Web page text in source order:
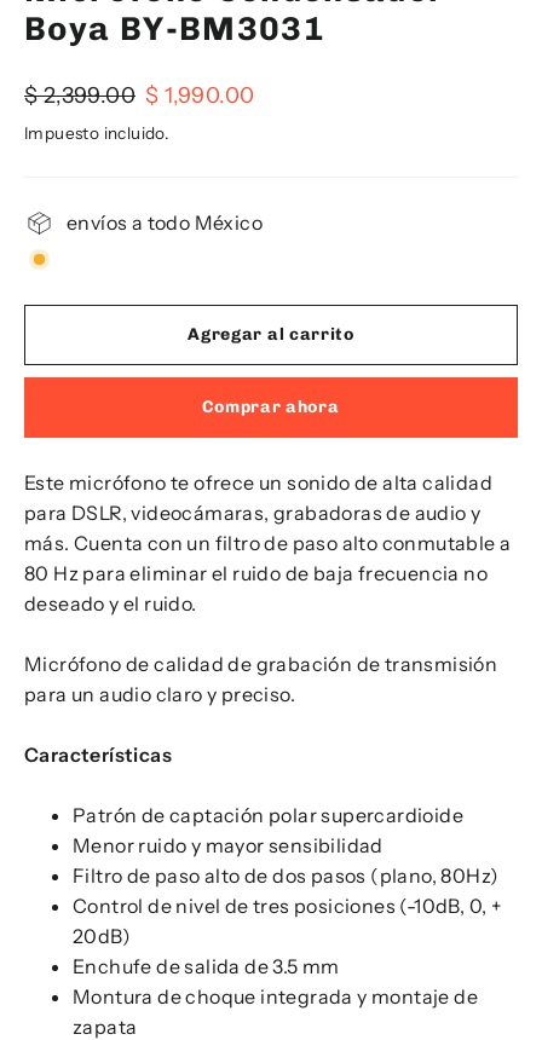
Boya BY-BM3031
Precio
habitual
$ 2,399.00 Precio
de
$ 1,990.00
Impuesto incluido.
envíos a todo México
Agregar al carrito
Comprar ahora
Este micrófono te ofrece un sonido de alta calidad
para DSLR, videocámaras, grabadoras de audio y
más. Cuenta con un filtro de paso alto conmutable a
80 Hz para eliminar el ruido de baja frecuencia no
deseado y el ruido.
Micrófono de calidad de grabación de transmisión
para un audio claro y preciso.
Características
Patrón de captación polar supercardioide
Menor ruido y mayor sensibilidad
Filtro de paso alto de dos pasos (plano, 80Hz)
Control de nivel de tres posiciones (-10dB, 0, +
20dB)
Enchufe de salida de 3.5 mm
Montura de choque integrada y montaje de
zapata